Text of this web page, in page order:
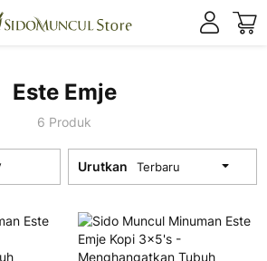
Este Emje
6 Produk
Urutkan